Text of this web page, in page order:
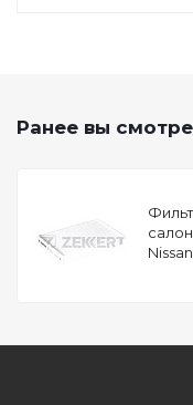
Ранее вы
Nissan